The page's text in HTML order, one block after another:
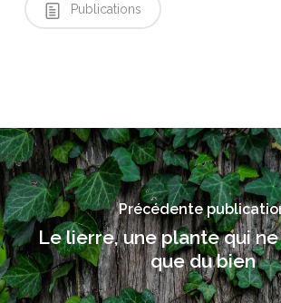
Publications
Précédente
Le lierre, une plante qui
que du bien